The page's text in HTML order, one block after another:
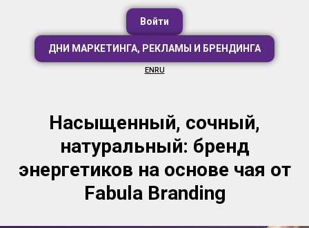
Войти
ДНИ МАРКЕТИНГА, РЕКЛАМЫ И БРЕНДИНГА
EN RU
Насыщенный, сочный,
натуральный: бренд
энергетиков на основе чая от
Fabula Branding